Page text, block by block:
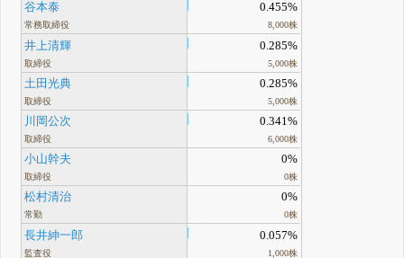
谷本泰
常務取締役
0.455%
8,000株
井上清輝
取締役
0.285%
5,000株
土田光典
取締役
0.285%
5,000株
川岡公次
取締役
0.341%
6,000株
小山幹夫
取締役
0%
0株
松村清治
常勤
0%
0株
長井紳一郎
監査役
0.057%
1,000株